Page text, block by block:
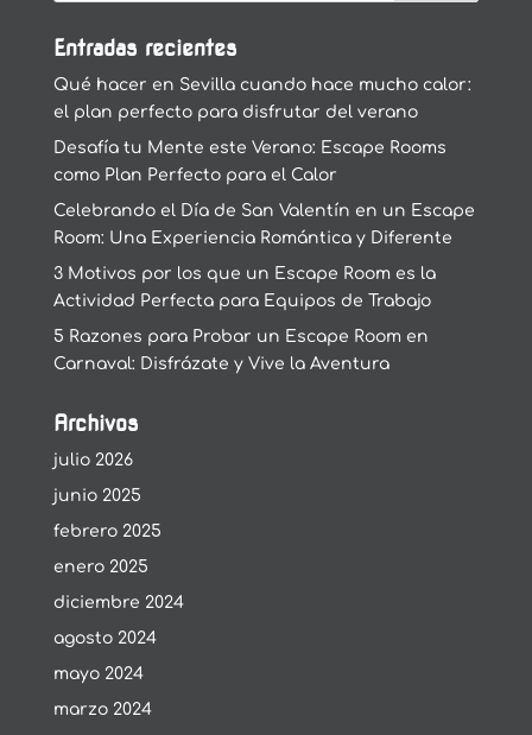
Entradas recientes
Qué hacer en Sevilla cuando hace mucho calor:
el plan perfecto para disfrutar del verano
Desafía tu Mente este Verano: Escape Rooms
como Plan Perfecto para el Calor
Celebrando el Día de San Valentín en un Escape
Room: Una Experiencia Romántica y Diferente
3 Motivos por los que un Escape Room es la
Actividad Perfecta para Equipos de Trabajo
5 Razones para Probar un Escape Room en
Carnaval: Disfrázate y Vive la Aventura
Archivos
julio 2026
junio 2025
febrero 2025
enero 2025
diciembre 2024
agosto 2024
mayo 2024
marzo 2024